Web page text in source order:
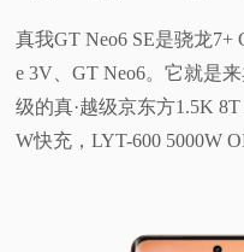
真我GT Neo6 SE是骁龙7+
e 3V、GT Neo6。它就是
级的真·越级京东方1.5K
W快充，LYT-600 5000W